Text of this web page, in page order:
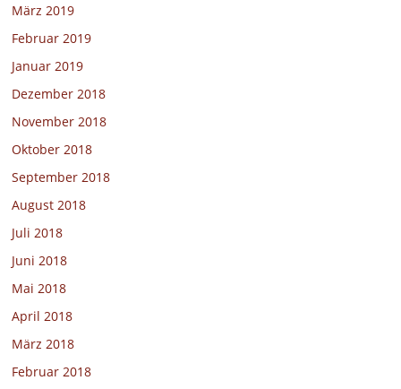
März 2019
Februar 2019
Januar 2019
Dezember 2018
November 2018
Oktober 2018
September 2018
August 2018
Juli 2018
Juni 2018
Mai 2018
April 2018
März 2018
Februar 2018